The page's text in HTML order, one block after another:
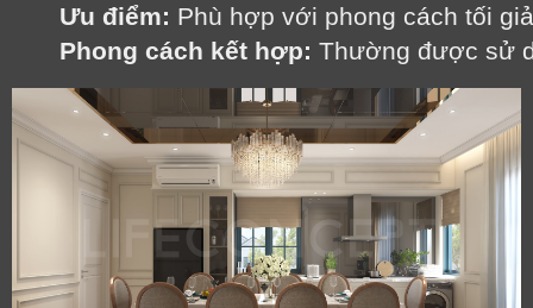
Ưu điểm: Phù hợp với phong cách tối
Phong cách kết hợp: Thường được sử